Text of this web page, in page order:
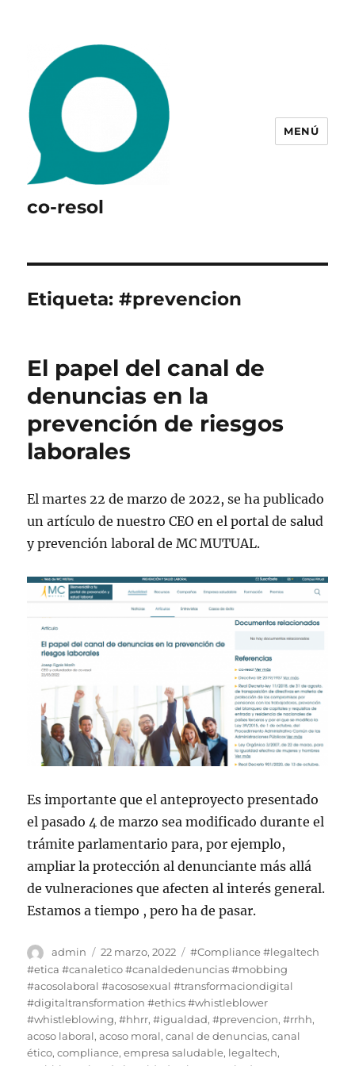
co-resol
MENÚ
Etiqueta:#prevencion
El papel del canal de
denuncias en la
prevención de riesgos
laborales
El martes 22 de marzo de 2022, se ha publicado
un artículo de nuestro CEO en el portal de salud
y prevención laboral de MC MUTUAL.
Es importante que el anteproyecto presentado
el pasado 4 de marzo sea modificado durante el
trámite parlamentario para, por ejemplo,
ampliar la protección al denunciante más allá
de vulneraciones que afecten al interés general.
Estamos a tiempo , pero ha de pasar.
Autor
admin
Publicado
el
22 marzo, 2022 Etiquetas
#Compliance #legaltech
#etica #canaletico #canaldedenuncias #mobbing
#acosolaboral #acososexual #transformaciondigital
#digitaltransformation #ethics #whistleblower
#whistleblowing,#hhrr,#igualdad,#prevencion,#rrhh,
acoso laboral,acoso moral,canal de denuncias,canal
ético,compliance,empresa saludable, legaltech,